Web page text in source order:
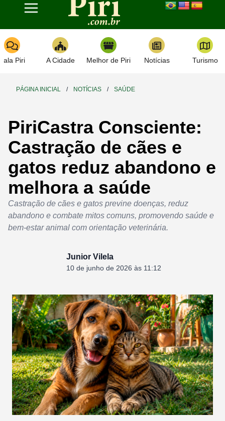
Toggle navigation
Piri A Cidade Melhor de Piri Notícias Turismo
PÁGINA INICIAL / NOTÍCIAS / SAÚDE
PiriCastra Consciente:
Castração de cães e
gatos reduz abandono e
melhora a saúde
Castração de cães e gatos previne doenças, reduz
abandono e combate mitos comuns, promovendo saúde e
bem-estar animal com orientação veterinária.
Junior Vilela
10 de junho de 2026 às 11:12